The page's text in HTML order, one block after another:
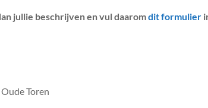
jullie beschrijven en vul daaromdit formulier
Toren